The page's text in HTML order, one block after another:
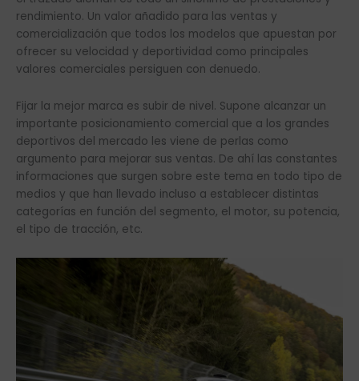
rendimiento. Un valor añadido para las ventas y
comercialización que todos los modelos que apuestan por
ofrecer su velocidad y deportividad como principales
valores comerciales persiguen con denuedo.
Fijar la mejor marca es subir de nivel. Supone alcanzar un
importante posicionamiento comercial que a los grandes
deportivos del mercado les viene de perlas como
argumento para mejorar sus ventas. De ahí las constantes
informaciones que surgen sobre este tema en todo tipo de
medios y que han llevado incluso a establecer distintas
categorías en función del segmento, el motor, su potencia,
el tipo de tracción, etc.